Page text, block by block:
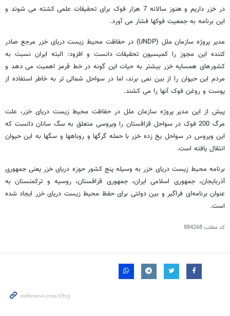
در خزر داریم و هنوز سالانه 7 هزار فوک برای تحقیقات علمی کشته می شوند و
این برنامه به جمعیت فوکها فشار می آورد.
مدیر پروژه سازمان ملل (UNDP) در حفاظت محیط زیست دریای خزر مرجع صادر
کننده این مجوز را کمیسیون تحقیقات دانست و افزود: البته ایران نسبت به
کشورهای همسایه خزر بیشتر به حیات این گونه در خط قرمز اهمیت می دهد و
مردم این حیوان را از بین نمی برند، اما در سواحل شمالی تر به خاطر استفاده از
پوست و روغن فوک آنها را می کشند.
پیش از این مدیر پروژه سازمان ملل در حفاظت محیط زیست دریای خزر، علت
مرگ 200 فوک در سواحل قزاقستان را ویروسی متعلق به سگ سانان دانست که
این ویروس در سواحل یخ زده خزر با حمله گرگها و روباهها و سگها به این حیوان
انتقال یافته است.
برنامه محیط زیست دریای خزر به وسیله پنج کشور حوزه دریای خزر یعنی جمهوری
آذربایجان، جمهوری اسلامی ایران، جمهوری قزاقستان، روسیه و ترکمنستان به
عنوان برنامه‌ای فراگیر و بین دولتی برای حفظ محیط زیست دریای خزر ایجاد شده
است.
کد مطلب884268